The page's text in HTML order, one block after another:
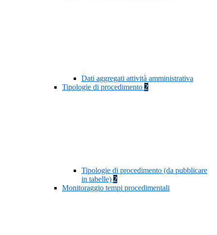
Dati aggregati attività amministrativa
Tipologie di procedimento 2
Tipologie di procedimento (da pubblicare
in tabelle) 2
Monitoraggio tempi procedimentali